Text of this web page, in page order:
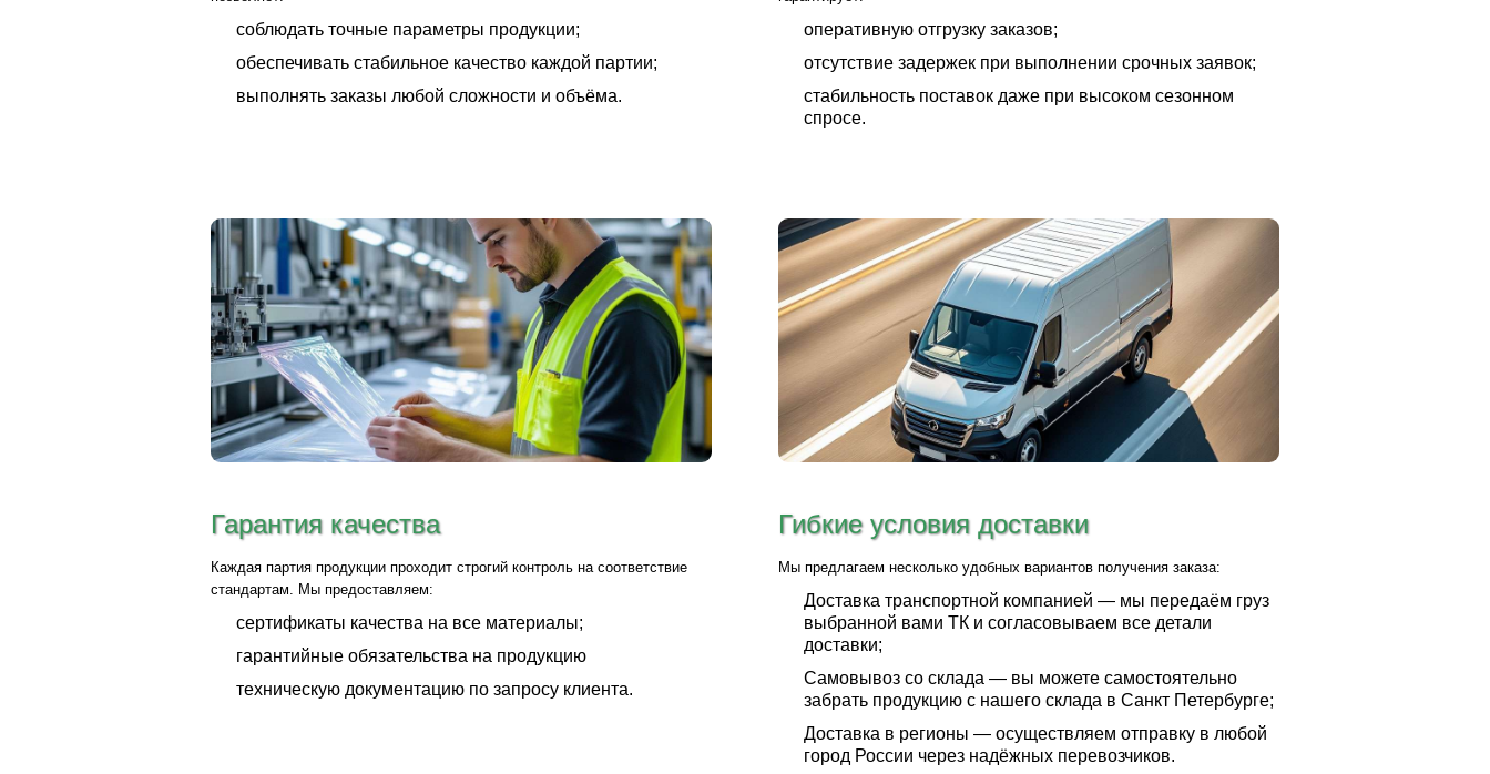
соблюдать точные параметры продукции;
обеспечивать стабильное качество каждой партии;
выполнять заказы любой сложности и объёма.
оперативную отгрузку заказов;
отсутствие задержек при выполнении срочных заявок;
стабильность поставок даже при высоком сезонном
спросе.
Гарантия качества
Каждая партия продукции проходит строгий контроль на соответствие
стандартам. Мы предоставляем:
сертификаты качества на все материалы;
гарантийные обязательства на продукцию
техническую документацию по запросу клиента.
Гибкие условия доставки
Мы предлагаем несколько удобных вариантов получения заказа:
Доставка транспортной компанией — мы передаём груз
выбранной вами ТК и согласовываем все детали
доставки;
Самовывоз со склада — вы можете самостоятельно
забрать продукцию с нашего склада в Санкт Петербурге;
Доставка в регионы — осуществляем отправку в любой
город России через надёжных перевозчиков.